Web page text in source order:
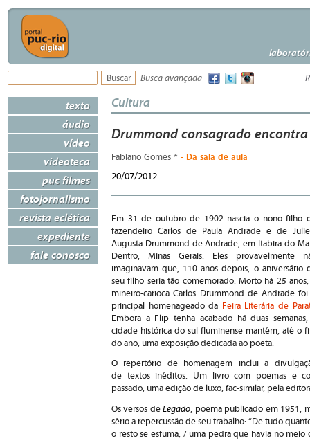
Busca avançada
texto
áudio
vídeo
videoteca
puc filmes
fotojornalismo
revista eclética
expediente
fale conosco
Cultura
Drummond consagrado
Fabiano Gomes * - Da sala de aula
20/07/2012
Em 31 de outubro de 1902 nascia o nono filho
fazendeiro Carlos de Paula Andrade e de
Augusta Drummond de Andrade, em Itabira do
Dentro, Minas Gerais. Eles provavelmente
imaginavam que, 110 anos depois, o aniversário
seu filho seria tão comemorado. Morto há 25
mineiro-carioca Carlos Drummond de Andrade
principal homenageado da Feira Literária de
Embora a Flip tenha acabado há duas
cidade histórica do sul fluminense mantém, até o
do ano, uma exposição dedicada ao poeta.
O repertório de homenagem inclui a
de textos inéditos. Um livro com poemas e
passado, uma edição de luxo, fac-similar, pela
Os versos deLegado, poema publicado em 1951,
sério a repercussão de seu trabalho: “De tudo
o resto se esfuma, / uma pedra que havia no